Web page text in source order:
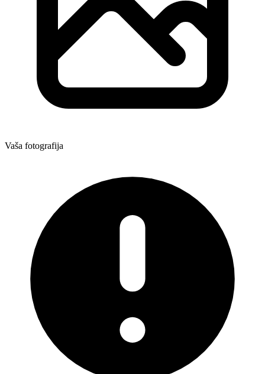
Vaša fotografija